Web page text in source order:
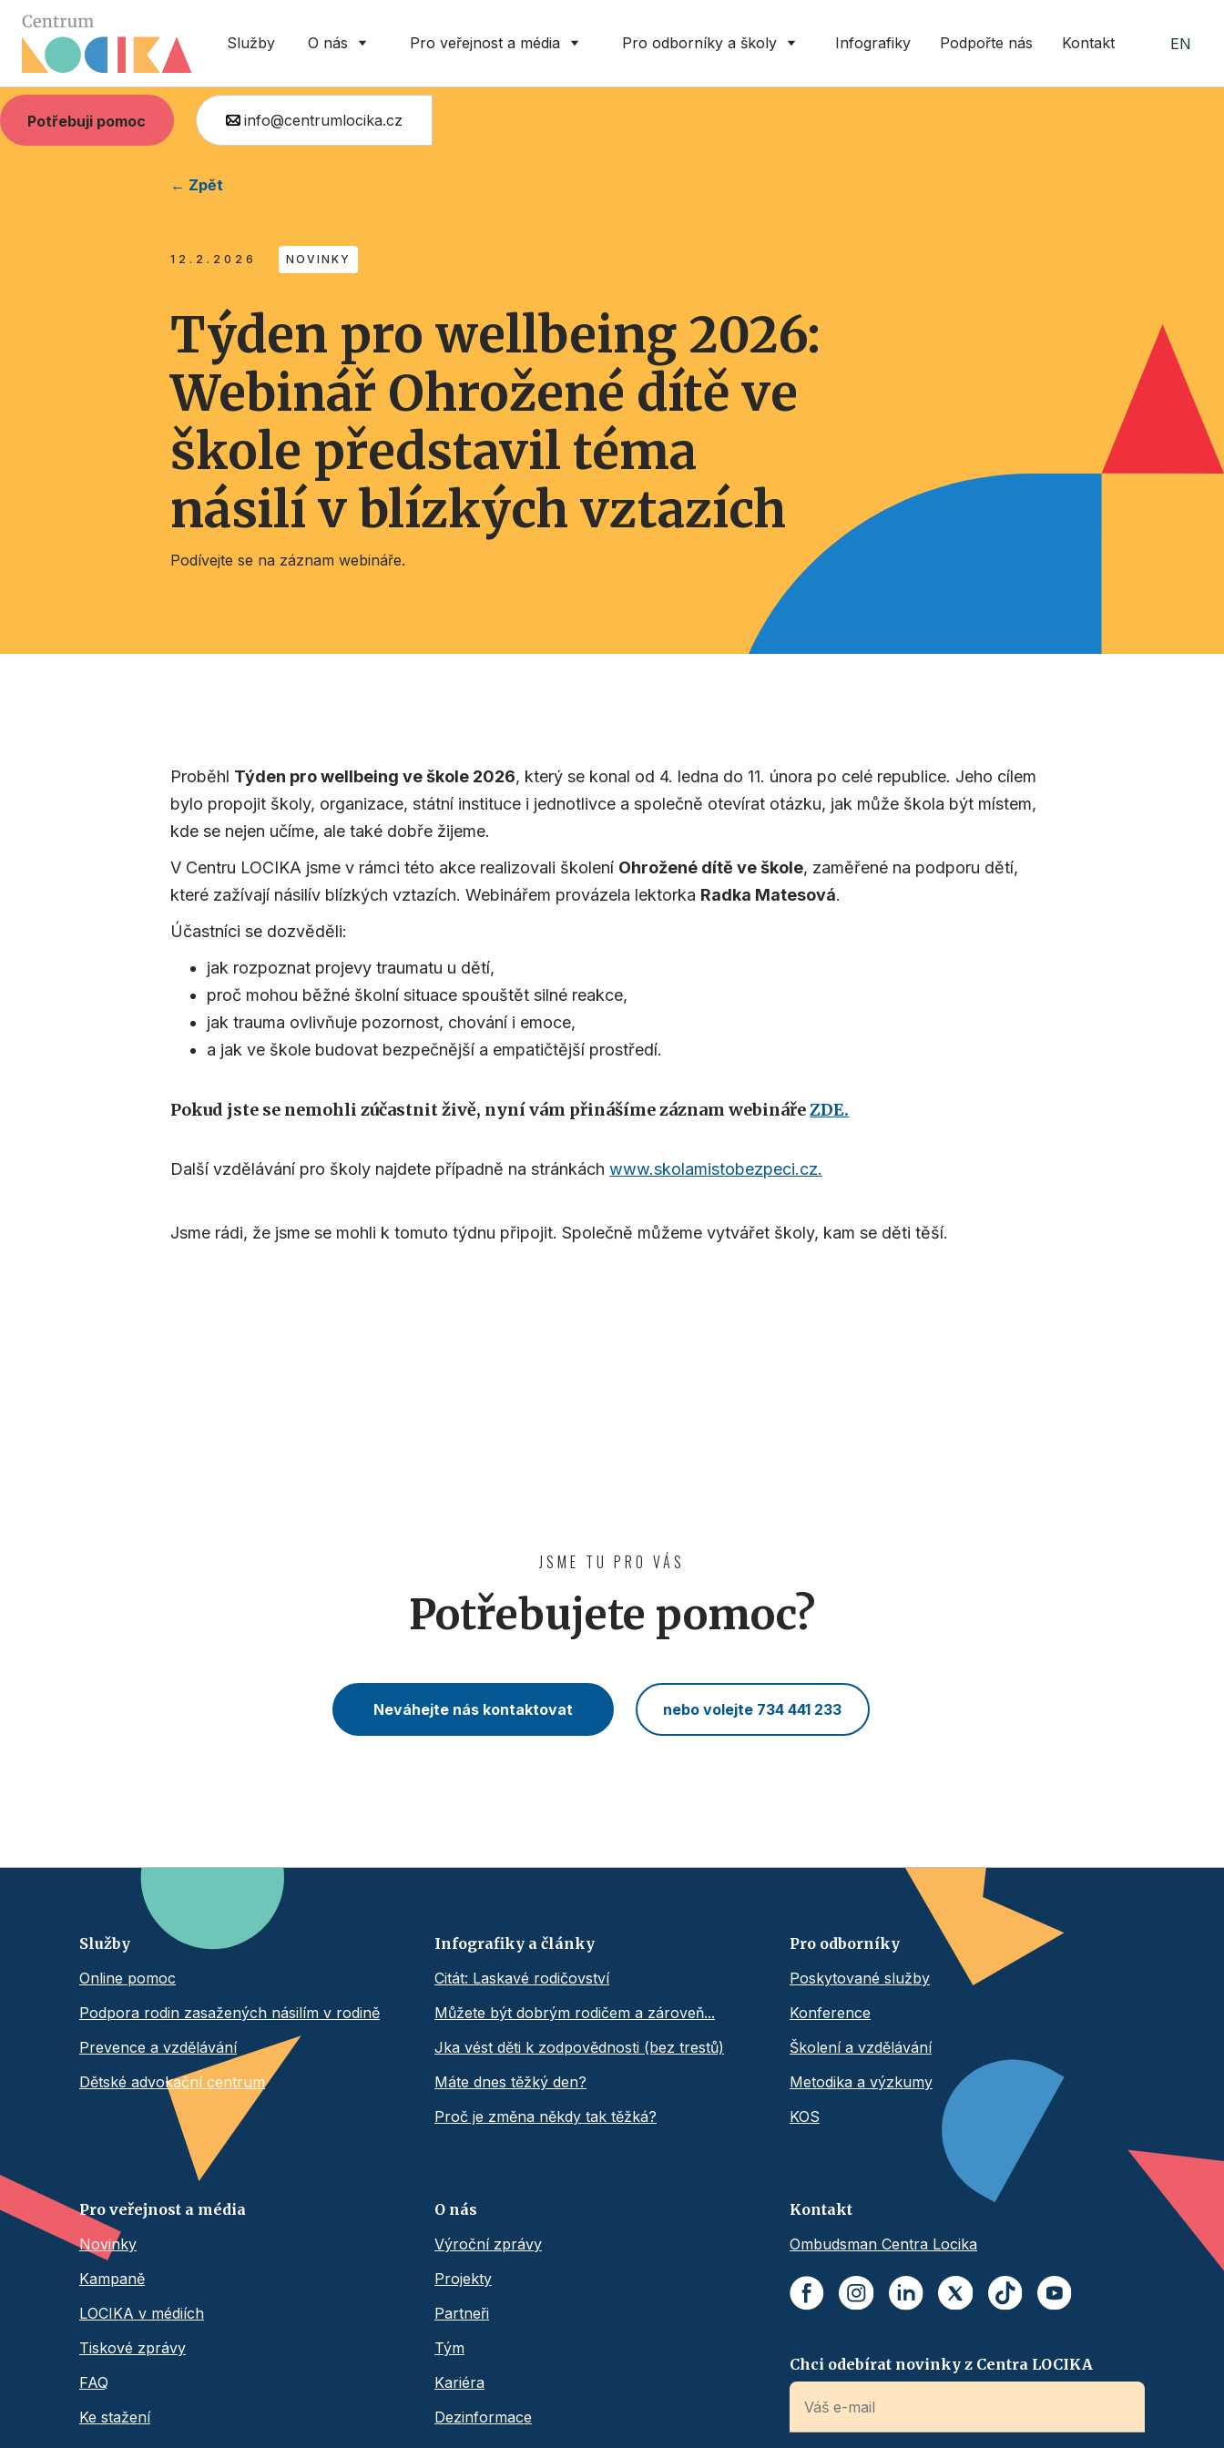
Služby O nás Pro veřejnost a média Pro odborníky a školy Infografiky Podpořte nás Kontakt EN
Potřebuji pomoc info@centrumlocika.cz
← Zpět
12.2.2026 NOVINKY
Týden pro wellbeing 2026:
Webinář Ohrožené dítě ve
škole představil téma
násilí v blízkých vztazích
Podívejte se na záznam webináře.
Proběhl Týden pro wellbeing ve škole 2026, který se konal od 4. ledna do 11. února po celé republice. Jeho cílem
bylo propojit školy, organizace, státní instituce i jednotlivce a společně otevírat otázku, jak může škola být místem,
kde se nejen učíme, ale také dobře žijeme.
V Centru LOCIKA jsme v rámci této akce realizovali školení Ohrožené dítě ve škole, zaměřené na podporu dětí,
které zažívají násilív blízkých vztazích. Webinářem provázela lektorka Radka Matesová.
Účastníci se dozvěděli:
jak rozpoznat projevy traumatu u dětí,
proč mohou běžné školní situace spouštět silné reakce,
jak trauma ovlivňuje pozornost, chování i emoce,
a jak ve škole budovat bezpečnější a empatičtější prostředí.
Pokud jste se nemohli zúčastnit živě, nyní vám přinášímezáznam webinářeZDE.
Další vzdělávání pro školy najdete případně na stránkách www.skolamistobezpeci.cz.
Jsme rádi, že jsme se mohli k tomuto týdnu připojit. Společně můžeme vytvářet školy, kam se děti těší.
JSME TU PRO VÁS
Potřebujete pomoc?
Neváhejte nás kontaktovat nebo volejte 734 441 233
Služby
Online pomoc
Podpora rodin zasažených násilím v rodině
Prevence a vzdělávání
Dětské advokační centrum
Infografiky a články
Citát: Laskavé rodičovství
Můžete být dobrým rodičem a zároveň...
Jka vést děti k zodpovědnosti (bez trestů)
Máte dnes těžký den?
Proč je změna někdy tak těžká?
Pro odborníky
Poskytované služby
Konference
Školení a vzdělávání
Metodika a výzkumy
KOS
Pro veřejnost a média
Novinky
Kampaně
LOCIKA v médiích
Tiskové zprávy
FAQ
Ke stažení
O nás
Výroční zprávy
Projekty
Partneři
Tým
Kariéra
Dezinformace
Kontakt
Ombudsman Centra Locika
Chci odebírat novinky z Centra LOCIKA